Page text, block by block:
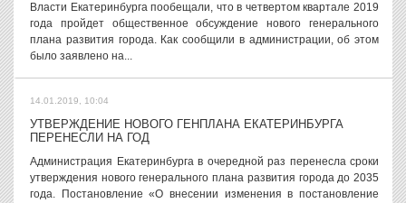
Власти Екатеринбурга пообещали, что в четвертом квартале 2019
года пройдет общественное обсуждение нового генерального
плана развития города. Как сообщили в администрации, об этом
было заявлено на...
14.01.2019, 10:04
УТВЕРЖДЕНИЕ НОВОГО ГЕНПЛАНА ЕКАТЕРИНБУРГА
ПЕРЕНЕСЛИ НА ГОД
Администрация Екатеринбурга в очередной раз перенесла сроки
утверждения нового генерального плана развития города до 2035
года. Постановление «О внесении изменения в постановление